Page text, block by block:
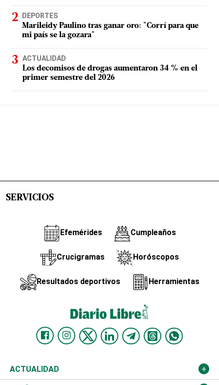
DEPORTES
Marileidy Paulino tras ganar oro: "Corrí para que
mi país se la gozara"
ACTUALIDAD
Los decomisos de drogas aumentaron 34 % en el
primer semestre del 2026
SERVICIOS
Efemérides Cumpleaños
Crucigramas Horóscopos
Resultados deportivos Herramientas
ACTUALIDAD